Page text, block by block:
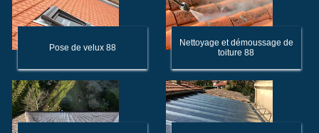
Pose de velux 88
Nettoyage et démoussage de
toiture 88